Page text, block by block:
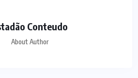
Conteudo
About Author